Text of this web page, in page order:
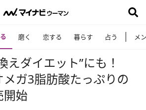
磨く 恋する 暮らす 占う メ
えダイエット”にも！
ガ3脂肪酸たっぷりの
開始